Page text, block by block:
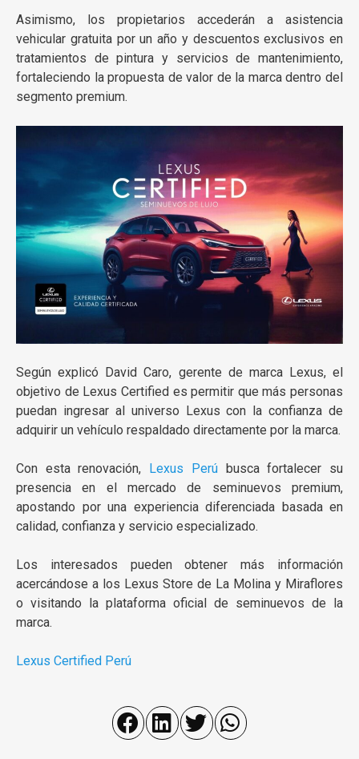
Asimismo, los propietarios accederán a asistencia
vehicular gratuita por un año y descuentos exclusivos en
tratamientos de pintura y servicios de mantenimiento,
fortaleciendo la propuesta de valor de la marca dentro del
segmento premium.
Según explicó David Caro, gerente de marca Lexus, el
objetivo de Lexus Certified es permitir que más personas
puedan ingresar al universo Lexus con la confianza de
adquirir un vehículo respaldado directamente por la marca.
Con esta renovación, Lexus Perúbusca fortalecer su
presencia en el mercado de seminuevos premium,
apostando por una experiencia diferenciada basada en
calidad, confianza y servicio especializado.
Los interesados pueden obtener más información
acercándose a los Lexus Store de La Molina y Miraflores
o visitando la plataforma oficial de seminuevos de la
marca.
Lexus Certified Perú